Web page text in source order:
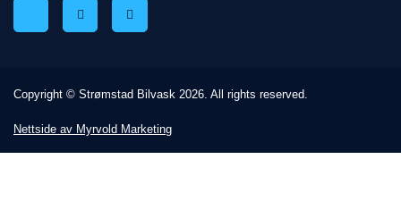
Copyright © Strømstad Bilvask 2026. All rights reserved.
Nettside av Myrvold Marketing